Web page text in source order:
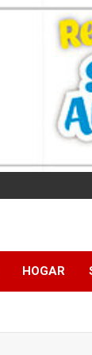
HOGAR